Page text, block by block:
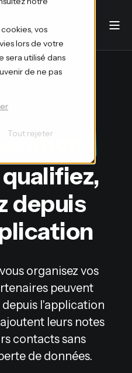
vos
lors de votre
sera utilisé dans
de ne pas
Tout rejeter :
depuis
organisez vos
peuvent
l'application
leurs notes
contacts sans
de données.